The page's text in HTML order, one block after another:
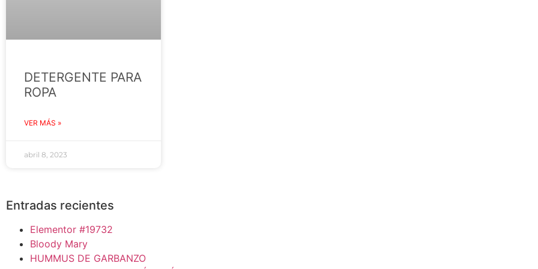
DETERGENTE PARA
ROPA
VER MÁS »
abril 8, 2023
Entradas recientes
Elementor #19732
Bloody Mary
HUMMUS DE GARBANZO